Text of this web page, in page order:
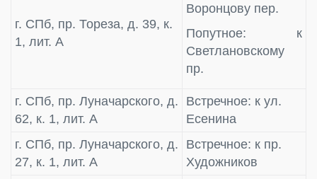
г. СПб, пр. Тореза, д. 39, к.
1, лит. А
Воронцову пер.
Попутное: к
Светлановскому
пр.
г. СПб, пр. Луначарского, д.
62, к. 1, лит. А
Встречное: к ул.
Есенина
г. СПб, пр. Луначарского, д.
27, к. 1, лит. А
Встречное: к пр.
Художников